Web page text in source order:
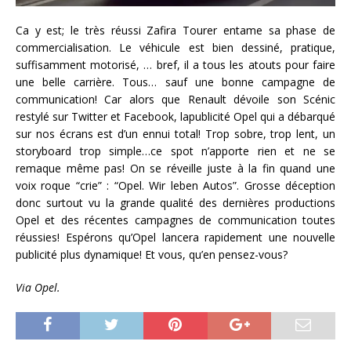
Ca y est; le très réussi Zafira Tourer entame sa phase de
commercialisation. Le véhicule est bien dessiné, pratique,
suffisamment motorisé, … bref, il a tous les atouts pour faire
une belle carrière. Tous… sauf une bonne campagne de
communication! Car alors que Renault dévoile son Scénic
restylé sur Twitter et Facebook, lapublicité Opel qui a débarqué
sur nos écrans est d’un ennui total! Trop sobre, trop lent, un
storyboard trop simple…ce spot n’apporte rien et ne se
remaque même pas! On se réveille juste à la fin quand une
voix roque “crie” : “Opel. Wir leben Autos”. Grosse déception
donc surtout vu la grande qualité des dernières productions
Opel et des récentes campagnes de communication toutes
réussies! Espérons qu’Opel lancera rapidement une nouvelle
publicité plus dynamique! Et vous, qu’en pensez-vous?
Via Opel.